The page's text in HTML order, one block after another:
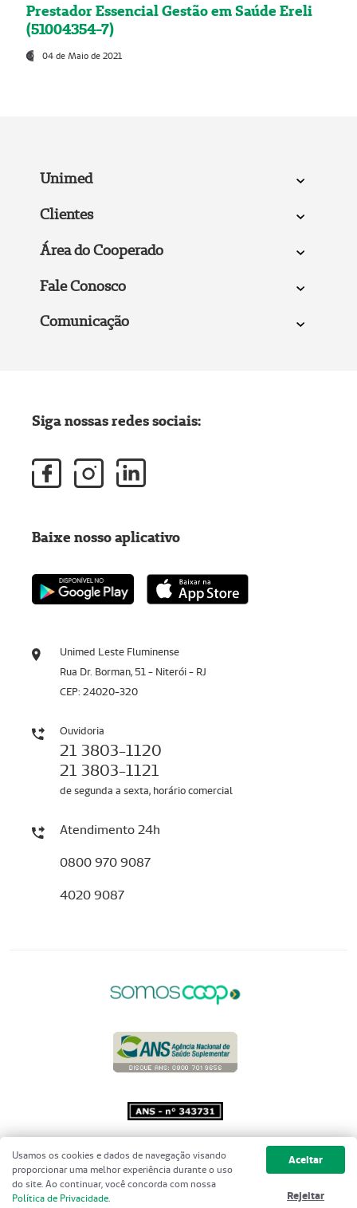
Prestador Essencial Gestão em Saúde Ereli
(51004354-7)
04 de Maio de 2021
Unimed
Clientes
Área do Cooperado
Fale Conosco
Comunicação
Unimed Leste Fluminense
Rua Dr. Borman, 51 - Niterói - RJ
CEP: 24020-320
Ouvidoria
21 3803-1120
21 3803-1121
de segunda a sexta, horário comercial
Atendimento 24h
0800 970 9087
4020 9087
Siga nossas redes sociais:
Baixe nosso aplicativo
Copyright 2001 - 2026 Unimed do
Brasil - Todos os direitos reservados
Usamos os cookies e dados de navegação visando
proporcionar uma melhor experiência durante o uso
do site. Ao continuar, você concorda com nossa
Política de Privacidade.
Aceitar
Rejeitar